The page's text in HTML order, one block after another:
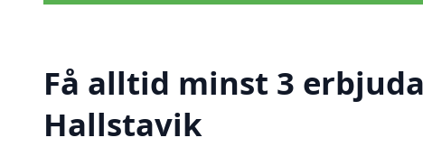
Få alltid minst 3
Hallstavik